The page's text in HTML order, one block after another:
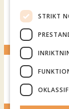
Vädret över
STRIKT